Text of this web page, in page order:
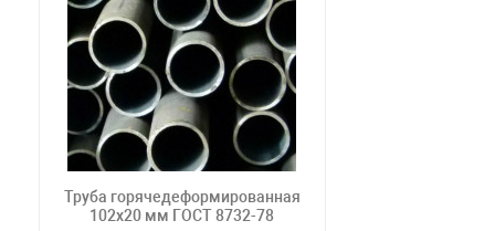
Труба горячедеформированная
102х20 мм ГОСТ 8732-78